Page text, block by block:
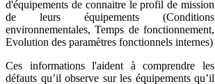
d'équipements de connaitre le profil de mission
de leurs équipements (Conditions
environnementales, Temps de fonctionnement,
Evolution des paramètres fonctionnels internes)
Ces informations l'aident à comprendre les
défauts qu’il observe sur les équipements qu’il